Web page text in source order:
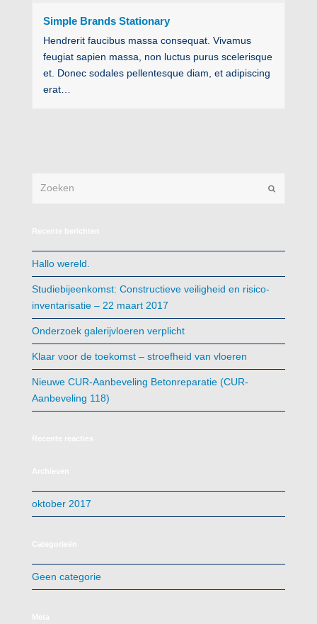
Simple Brands Stationary
Hendrerit faucibus massa consequat. Vivamus
feugiat sapien massa, non luctus purus scelerisque
et. Donec sodales pellentesque diam, et adipiscing
erat…
Hallo wereld.
Studiebijeenkomst: Constructieve veiligheid en risico-
inventarisatie – 22 maart 2017
Onderzoek galerijvloeren verplicht
Klaar voor de toekomst – stroefheid van vloeren
N ieuwe CUR-Aanbeveling Betonreparatie (CUR-
Aanbeveling 118)
oktober 2017
Geen categorie